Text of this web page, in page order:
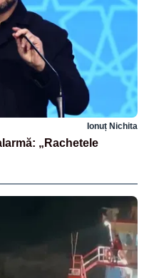
Ionuț Nichita
„Rachetele